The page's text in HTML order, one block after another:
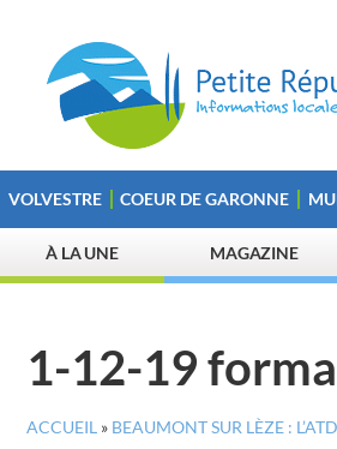
VOLVESTRE COEUR DE GARONNE
À LA UNE MAGAZINE
1-12-19
ACCUEIL » BEAUMONT SUR LÈZE :